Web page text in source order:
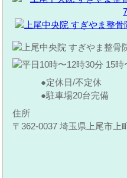
定休日/不定休
駐車場20台完備
住所
〒362-0037 埼玉県上尾市